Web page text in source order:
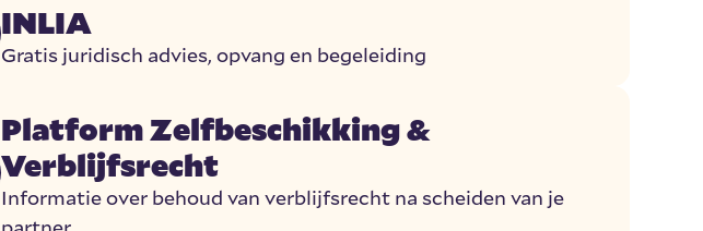
INLIA
Gratis juridisch advies, opvang en begeleiding
Platform Zelfbeschikking &
Verblijfsrecht
Informatie over behoud van verblijfsrecht na scheiden van je